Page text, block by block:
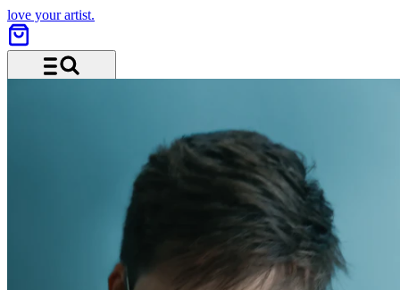
love your artist.